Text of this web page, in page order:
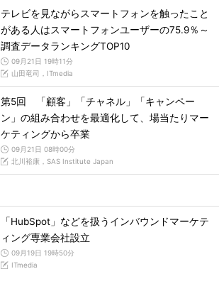
テレビを見ながらスマートフォンを触ったこと
がある人はスマートフォンユーザーの75.9％～
調査データランキングTOP10
09月21日 19時11分
山田竜司，ITmedia
第5回 「顧客」「チャネル」「キャンペー
ン」の組み合わせを最適化して、場当たりマー
ケティングから卒業
09月21日 08時00分
北川裕康，SAS Institute Japan
「HubSpot」などを扱うインバウンドマーケテ
ィング専業会社設立
09月19日 19時50分
ITmedia